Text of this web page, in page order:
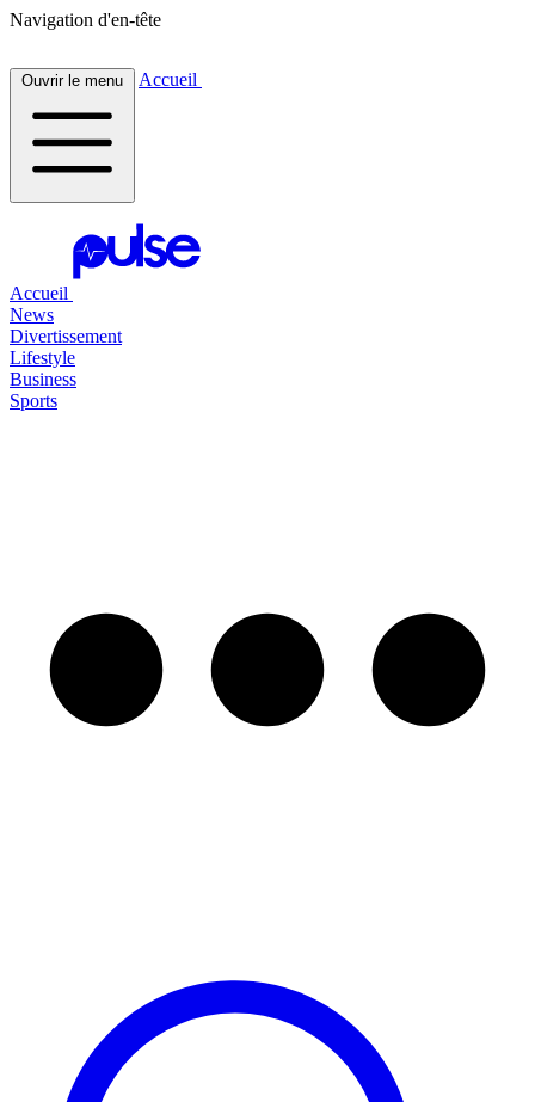
Navigation d'en-tête
Ouvrir le menu Accueil
Accueil
News
Divertissement
Lifestyle
Business
Sports